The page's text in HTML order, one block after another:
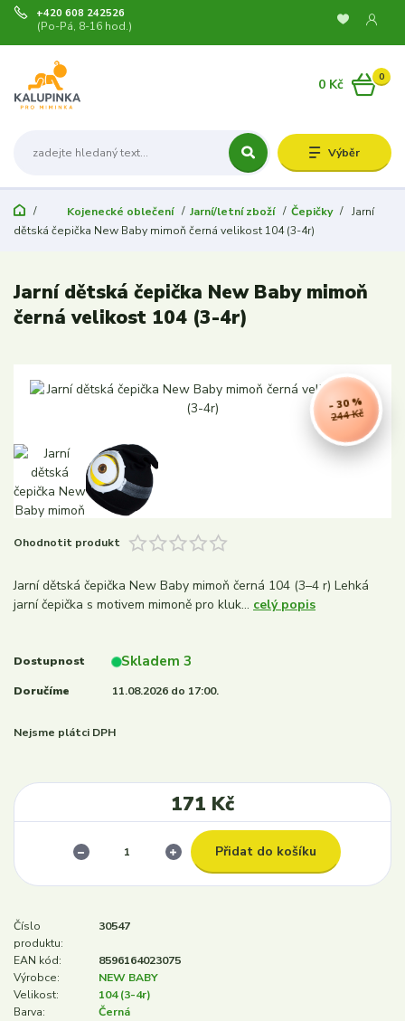
Výběr
+420 608 242526
(Po-Pá, 8-16 hod.)
0
0 Kč
Kojenecké oblečení Jarní/letní zboží Čepičky
Jarní
dětská čepička New Baby mimoň černá velikost 104 (3-4r)
Jarní dětská čepička New Baby mimoň
černá velikost 104 (3-4r)
244 Kč
- 30 %
Ohodnotit produkt
Jarní dětská čepička New Baby mimoň černá 104 (3–4 r) Lehká
jarní čepička s motivem mimoně pro kluk... celý popis
Dostupnost Skladem 3
Doručíme 11.08.2026 do 17:00.
Nejsme plátci DPH
171 Kč
Přidat do košíku
Číslo
produktu:
30547
EAN kód:
8596164023075
Výrobce:
NEW BABY
Velikost:
104 (3-4r)
Barva:
Černá